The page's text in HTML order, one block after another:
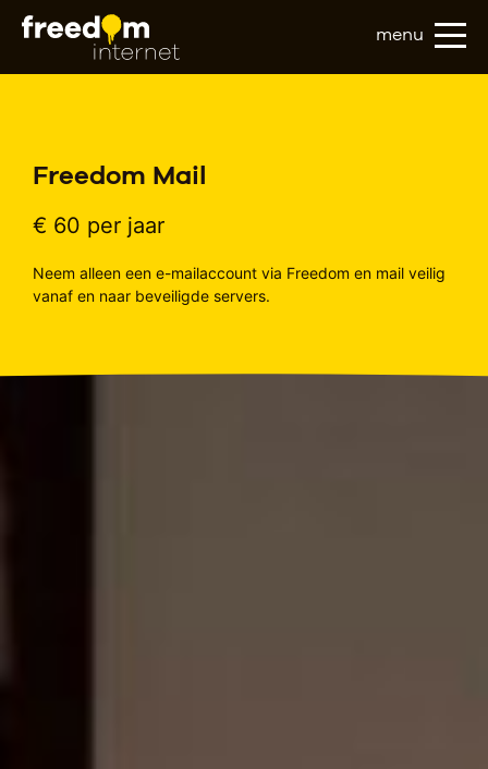
menu
Freedom Mail
€ 60 per jaar
Neem alleen een e-mailaccount via Freedom en mail veilig
vanaf en naar beveiligde servers.